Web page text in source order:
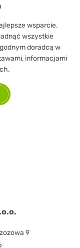
9
wsparcie.
wszystkie
doradcą w
informacjami